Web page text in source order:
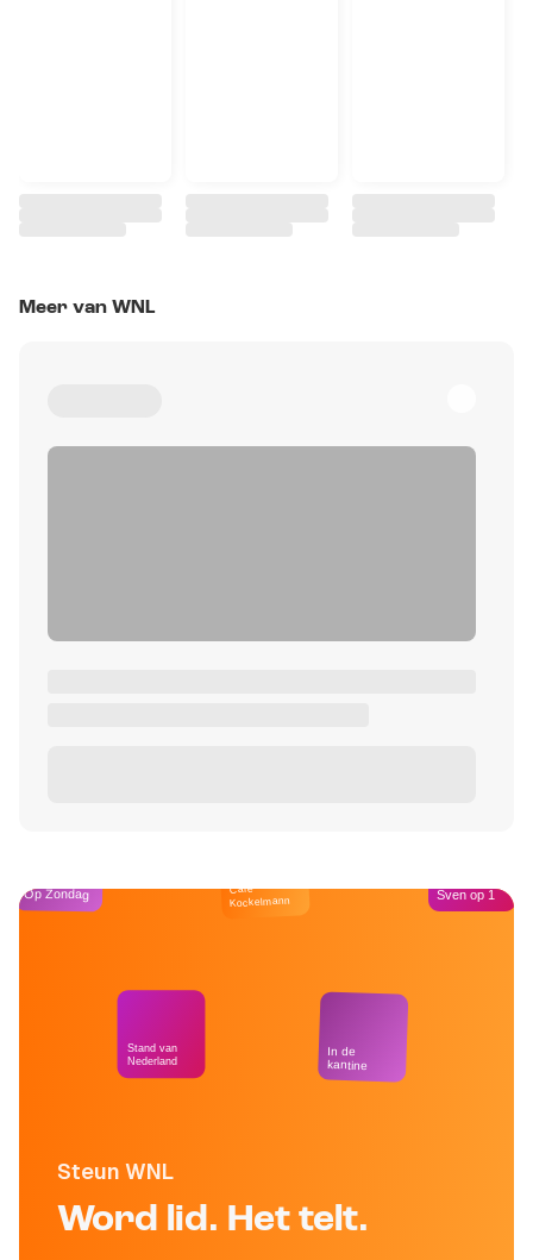
Meer van WNL
Steun WNL
Word lid. Het telt.
Op Zondag
Stand van
Nederland
Café
Kockelmann
In de
kantine
Sven op 1